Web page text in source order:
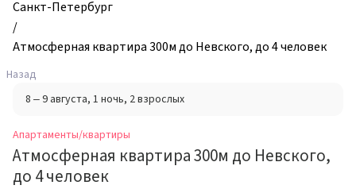
до
Невского,
до
4
человек,
Санкт-
Петербург,
Россия
Санкт-Петербург
/
Атмосферная квартира 300м до Невского, до 4 человек
Назад
8 – 9 августа, 1 ночь, 2 взрослых
Апартаменты/квартиры
Атмосферная квартира 300м до Невского,
до 4 человек